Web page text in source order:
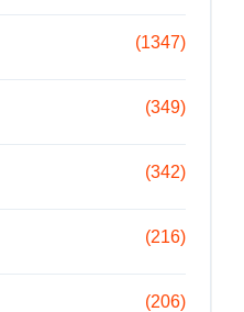
(1347)
(349)
(342)
(216)
(206)